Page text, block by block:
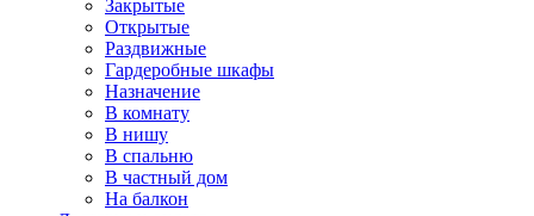
Закрытые
Открытые
Раздвижные
Гардеробные шкафы
Назначение
В комнату
В нишу
В спальню
В частный дом
На балкон